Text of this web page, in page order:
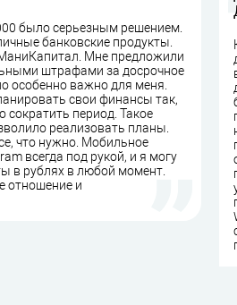
было серьезным решением.
банковские продукты.
Мне предложили
штрафами за досрочное
особенно важно для меня.
свои финансы так,
период. Такое
реализовать планы.
что нужно. Мобильное
всегда под рукой, и я могу
в рублях в любой момент.
отношение и